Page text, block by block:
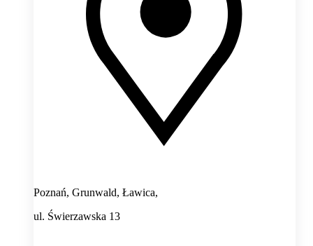
Poznań, Grunwald, Ławica,
ul. Świerzawska 13